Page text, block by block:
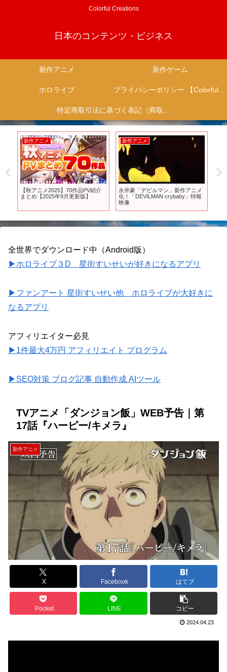
Colorful Creations
日本のコンテンツ・ビジネス
新作アニメ 新作ゲーム
ホロライブ プライバシーポリシー 【Colorful Creation】
特定商取引法に基づく表記（商取引に関する開示）
新作ゲーム
武侠オープンワールドARPG『風
燕伝：Where Winds Meet』リリー
新作ゲーム
7月に発売される注目の新作ゲー
ムTOP5 #ホラーゲーム#恋愛ゲー
ム #新作ゲーム #ゆっくり解説 #ゆ
【
3】
全世界でダウンロード中（Android版）
▶ホロライブ３D 星街すいせいが好きになるアプリ
▶ファンアート 星街すいせい他 ホロライブが大好きに
なるアプリ
アフィリエイター必見
▶1件最大4万円 アフィリエイト プログラム
▶SEO対策 ブログ記事 自動作成 AIツール
TVアニメ「ダンジョン飯」WEB予告｜第
17話『ハーピー/キメラ』
新作アニメ
X Facebook はてブ
Pocket LINE コピー
2024.04.23